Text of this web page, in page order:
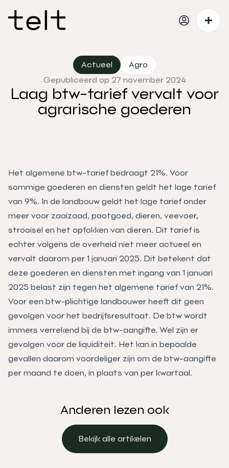
Actueel
Agro
Gepubliceerd op 27 november 2024
Laag btw-tarief vervalt voor
agrarische goederen
Het algemene btw-tarief bedraagt 21%. Voor
sommige goederen en diensten geldt het lage tarief
van 9%. In de landbouw geldt het lage tarief onder
meer voor zaaizaad, pootgoed, dieren, veevoer,
strooisel en het opfokken van dieren. Dit tarief is
echter volgens de overheid niet meer actueel en
vervalt daarom per 1 januari 2025. Dit betekent dat
deze goederen en diensten met ingang van 1 januari
2025 belast zijn tegen het algemene tarief van 21%.
Voor een btw-plichtige landbouwer heeft dit geen
gevolgen voor het bedrijfsresultaat. De btw wordt
immers verrekend bij de btw-aangifte. Wel zijn er
gevolgen voor de liquiditeit. Het kan in bepaalde
gevallen daarom voordeliger zijn om de btw-aangifte
per maand te doen, in plaats van per kwartaal.
Anderen lezen ook
Bekijk alle artikelen